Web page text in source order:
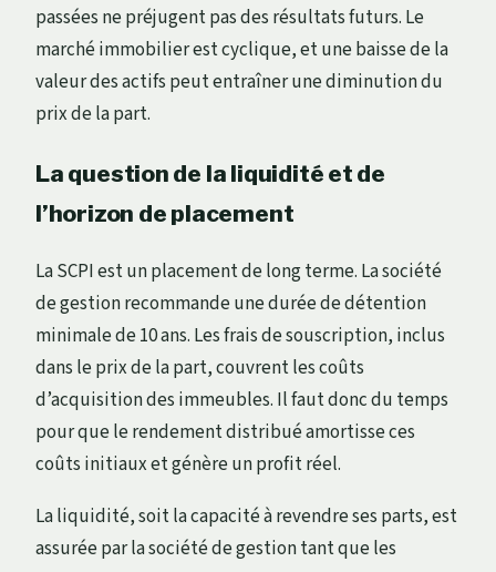
passées ne préjugent pas des résultats futurs. Le
marché immobilier est cyclique, et une baisse de la
valeur des actifs peut entraîner une diminution du
prix de la part.
La question de la liquidité et de
l’horizon de placement
La SCPI est un placement de long terme. La société
de gestion recommande une durée de détention
minimale de 10 ans. Les frais de souscription, inclus
dans le prix de la part, couvrent les coûts
d’acquisition des immeubles. Il faut donc du temps
pour que le rendement distribué amortisse ces
coûts initiaux et génère un profit réel.
La liquidité, soit la capacité à revendre ses parts, est
assurée par la société de gestion tant que les